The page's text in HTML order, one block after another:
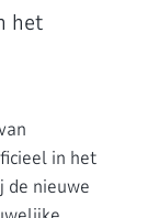
het
in het
de nieuwe